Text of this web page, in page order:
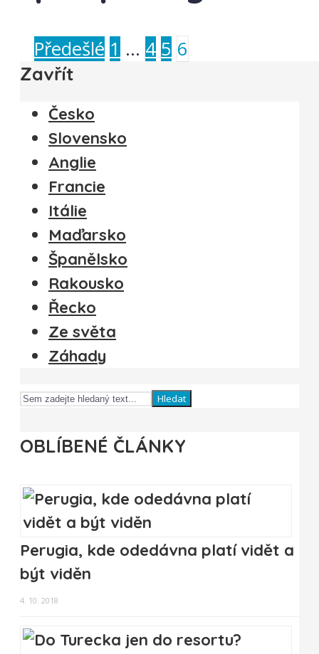
Předešlé 1 … 4 5 6
Zavřít
Česko
Slovensko
Anglie
Francie
Itálie
Maďarsko
Španělsko
Rakousko
Řecko
Ze světa
Záhady
Hledat
OBLÍBENÉ ČLÁNKY
Perugia, kde odedávna platí vidět a
být viděn
4. 10. 2018